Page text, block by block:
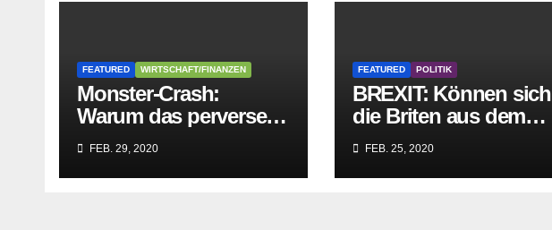
FEATURED WIRTSCHAFT/FINANZEN
Monster-Crash:
Warum das perverse
Lügengebäude der
Sozialisten in sich
zusammenbricht!
FEB. 29, 2020
FEATURED POLITIK
BREXIT: Können sich
die Briten aus dem
Würgegriff der
parasitären EU-Mafia
befreien?
FEB. 25, 2020